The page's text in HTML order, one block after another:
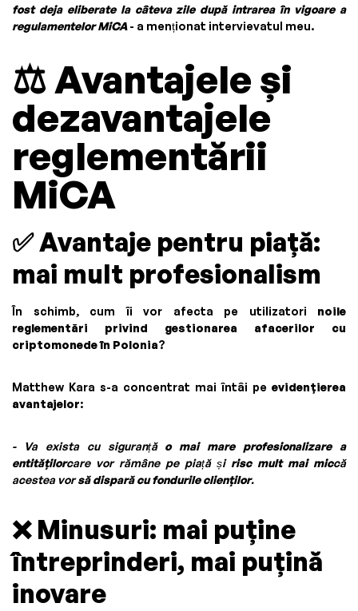
fost deja eliberate la câteva zile după intrarea în vigoare a
regulamentelor MiCA- a menționat intervievatul meu.
⚖️Avantajele și
dezavantajele
reglementării
MiCA
✅Avantaje pentru piață:
mai mult profesionalism
În schimb, cum îi vor afecta pe utilizatori noile
reglementări privind gestionarea afacerilor cu
criptomonede în Polonia?
Matthew Kara s-a concentrat mai întâi pe evidențierea
avantajelor:
- Va exista cu siguranță o mai mare profesionalizare a
entitățilorcare vor rămâne pe piață și risc mult mai miccă
acestea vorsă dispară cu fondurile clienților.
❌ Minusuri: mai puține
întreprinderi, mai puțină
inovare